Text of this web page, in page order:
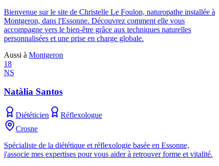
Bienvenue sur le site de Christelle Le Foulon, naturopathe installée à
Montgeron, dans l'Essonne. Découvrez comment elle vous
accompagne vers le bien-être grâce aux techniques naturelles
personnalisées et une prise en charge globale.
Aussi à Montgeron
18
NS
Natàlia Santos
Diététicien
Réflexologue
Crosne
Spécialiste de la diététique et réflexologie basée en Essonne,
j'associe mes expertises pour vous aider à retrouver forme et vitalité.